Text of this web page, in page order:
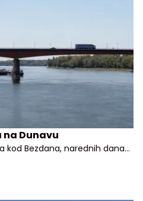
Dunavu
kod Bezdana, narednih dana